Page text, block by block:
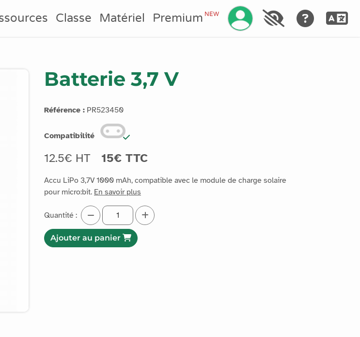
Classe Matériel PremiumNEW Gérez votre compte
Batterie 3,7 V
Référence : PR523450
Compatibilité
12.5€ HT 15€ TTC
Accu LiPo 3,7V 1000 mAh, compatible avec le module de charge solaire
pour micro:bit. En savoir plus
Quantité :
Ajouter au panier